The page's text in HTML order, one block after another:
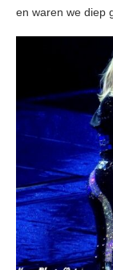
en waren we diep